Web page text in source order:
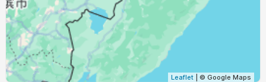
Leaflet | © Google Maps